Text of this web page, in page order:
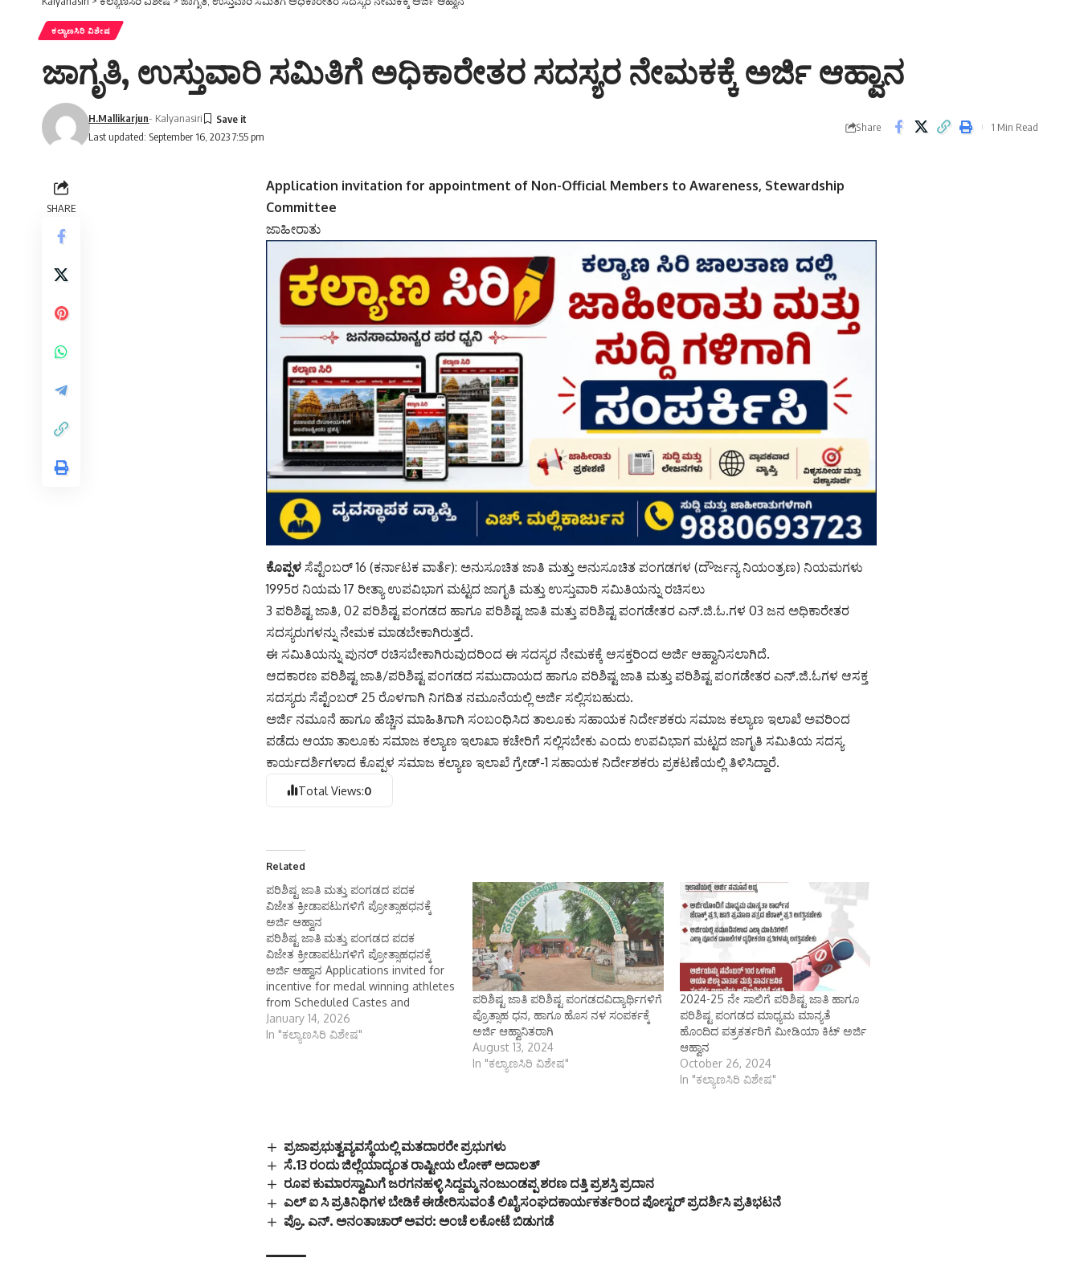
ಕಲ್ಯಾಣಸಿರಿ ವಿಶೇಷ
ಜಾಗೃತಿ, ಉಸ್ತುವಾರಿ ಸಮಿತಿಗೆ ಅಧಿಕಾರೇತರ ಸದಸ್ಯರ ನೇಮಕಕ್ಕೆ ಅರ್ಜಿ ಆಹ್ವಾನ
Last updated: September 16, 2023 7:55 pm
H.Mallikarjun- Kalyanasiri
Share 1 Min Read
SHARE
Application invitation for appointment of Non-Official Members to Awareness, Stewardship
Committee
ಜಾಹೀರಾತು
ಕೊಪ್ಪಳ ಸೆಪ್ಟೆಂಬರ್ 16 (ಕರ್ನಾಟಕ ವಾರ್ತೆ): ಅನುಸೂಚಿತ ಜಾತಿ ಮತ್ತು ಅನುಸೂಚಿತ ಪಂಗಡಗಳ (ದೌರ್ಜನ್ಯ ನಿಯಂತ್ರಣ) ನಿಯಮಗಳು
1995ರ ನಿಯಮ 17 ರೀತ್ಯಾ ಉಪವಿಭಾಗ ಮಟ್ಟದ ಜಾಗೃತಿ ಮತ್ತು ಉಸ್ತುವಾರಿ ಸಮಿತಿಯನ್ನು ರಚಿಸಲು
3 ಪರಿಶಿಷ್ಟ ಜಾತಿ, 02 ಪರಿಶಿಷ್ಟ ಪಂಗಡದ ಹಾಗೂ ಪರಿಶಿಷ್ಟ ಜಾತಿ ಮತ್ತು ಪರಿಶಿಷ್ಟ ಪಂಗಡೇತರ ಎನ್.ಜಿ.ಓ.ಗಳ 03 ಜನ ಅಧಿಕಾರೇತರ
ಸದಸ್ಯರುಗಳನ್ನು ನೇಮಕ ಮಾಡಬೇಕಾಗಿರುತ್ತದೆ.
ಈ ಸಮಿತಿಯನ್ನು ಪುನರ್ ರಚಿಸಬೇಕಾಗಿರುವುದರಿಂದ ಈ ಸದಸ್ಯರ ನೇಮಕಕ್ಕೆ ಆಸಕ್ತರಿಂದ ಅರ್ಜಿ ಆಹ್ವಾನಿಸಲಾಗಿದೆ.
ಆದಕಾರಣ ಪರಿಶಿಷ್ಟ ಜಾತಿ/ಪರಿಶಿಷ್ಟ ಪಂಗಡದ ಸಮುದಾಯದ ಹಾಗೂ ಪರಿಶಿಷ್ಟ ಜಾತಿ ಮತ್ತು ಪರಿಶಿಷ್ಟ ಪಂಗಡೇತರ ಎನ್.ಜಿ.ಓಗಳ ಆಸಕ್ತ
ಸದಸ್ಯರು ಸೆಪ್ಟೆಂಬರ್ 25 ರೊಳಗಾಗಿ ನಿಗದಿತ ನಮೂನೆಯಲ್ಲಿ ಅರ್ಜಿ ಸಲ್ಲಿಸಬಹುದು.
ಅರ್ಜಿ ನಮೂನೆ ಹಾಗೂ ಹೆಚ್ಚಿನ ಮಾಹಿತಿಗಾಗಿ ಸಂಬಂಧಿಸಿದ ತಾಲೂಕು ಸಹಾಯಕ ನಿರ್ದೇಶಕರು ಸಮಾಜ ಕಲ್ಯಾಣ ಇಲಾಖೆ ಅವರಿಂದ
ಪಡೆದು ಆಯಾ ತಾಲೂಕು ಸಮಾಜ ಕಲ್ಯಾಣ ಇಲಾಖಾ ಕಚೇರಿಗೆ ಸಲ್ಲಿಸಬೇಕು ಎಂದು ಉಪವಿಭಾಗ ಮಟ್ಟದ ಜಾಗೃತಿ ಸಮಿತಿಯ ಸದಸ್ಯ
ಕಾರ್ಯದರ್ಶಿಗಳಾದ ಕೊಪ್ಪಳ ಸಮಾಜ ಕಲ್ಯಾಣ ಇಲಾಖೆ ಗ್ರೇಡ್-1 ಸಹಾಯಕ ನಿರ್ದೇಶಕರು ಪ್ರಕಟಣೆಯಲ್ಲಿ ತಿಳಿಸಿದ್ದಾರೆ.
Total Views:0
Related
ಪರಿಶಿಷ್ಟ ಜಾತಿ ಮತ್ತು ಪಂಗಡದ ಪದಕ
ವಿಜೇತ ಕ್ರೀಡಾಪಟುಗಳಿಗೆ ಪ್ರೋತ್ಸಾಹಧನಕ್ಕೆ
ಅರ್ಜಿ ಆಹ್ವಾನ
ಪರಿಶಿಷ್ಟ ಜಾತಿ ಮತ್ತು ಪಂಗಡದ ಪದಕ
ವಿಜೇತ ಕ್ರೀಡಾಪಟುಗಳಿಗೆ ಪ್ರೋತ್ಸಾಹಧನಕ್ಕೆ
ಅರ್ಜಿ ಆಹ್ವಾನ Applications invited for
incentive for medal winning athletes
from Scheduled Castes and
Scheduled Tribes ಕೊಪ್ಪಳ ಜನವರಿ 14
(ಕರ್ನಾಟಕ ವಾರ್ತೆ): ಕೊಪ್ಪಳ ಯುವ
January 14, 2026
In "ಕಲ್ಯಾಣಸಿರಿ ವಿಶೇಷ"
ಪರಿಶಿಷ್ಟ ಜಾತಿ ಪರಿಶಿಷ್ಟ ಪಂಗಡದವಿದ್ಯಾರ್ಥಿಗಳಿಗೆ
ಪ್ರೊತ್ಸಾಹ ಧನ, ಹಾಗೂ ಹೊಸ ನಳ ಸಂಪರ್ಕಕ್ಕೆ
ಅರ್ಜಿ ಆಹ್ವಾನಿತರಾಗಿ
August 13, 2024
In "ಕಲ್ಯಾಣಸಿರಿ ವಿಶೇಷ"
2024-25 ನೇ ಸಾಲಿಗೆ ಪರಿಶಿಷ್ಟ ಜಾತಿ ಹಾಗೂ
ಪರಿಶಿಷ್ಟ ಪಂಗಡದ ಮಾಧ್ಯಮ ಮಾನ್ಯತೆ
ಹೊಂದಿದ ಪತ್ರಕರ್ತರಿಗೆ ಮೀಡಿಯಾ ಕಿಟ್ ಅರ್ಜಿ
ಆಹ್ವಾನ
October 26, 2024
In "ಕಲ್ಯಾಣಸಿರಿ ವಿಶೇಷ"
ಪ್ರಜಾಪ್ರಭುತ್ವವ್ಯವಸ್ಥೆಯಲ್ಲಿ ಮತದಾರರೇ ಪ್ರಭುಗಳು
ಸೆ.13 ರಂದು ಜಿಲ್ಲೆಯಾದ್ಯಂತ ರಾಷ್ಟೀಯ ಲೋಕ್ ಅದಾಲತ್
ರೂಪ ಕುಮಾರಸ್ವಾಮಿಗೆ ಜರಗನಹಳ್ಳಿ ಸಿದ್ದಮ್ಮ ನಂಜುಂಡಪ್ಪ ಶರಣ ದತ್ತಿ ಪ್ರಶಸ್ತಿ ಪ್ರದಾನ
ಎಲ್ ಐ ಸಿ ಪ್ರತಿನಿಧಿಗಳ ಬೇಡಿಕೆ ಈಡೇರಿಸುವಂತೆ ಲಿಖೈಸಂಘದಕಾರ್ಯಕರ್ತರಿಂದ ಪೋಸ್ಟರ್ ಪ್ರದರ್ಶಿಸಿ ಪ್ರತಿಭಟನೆ
ಪ್ರೊ. ಎನ್. ಅನಂತಾಚಾರ್ ಅವರ: ಅಂಚೆ ಲಕೋಟೆ ಬಿಡುಗಡೆ